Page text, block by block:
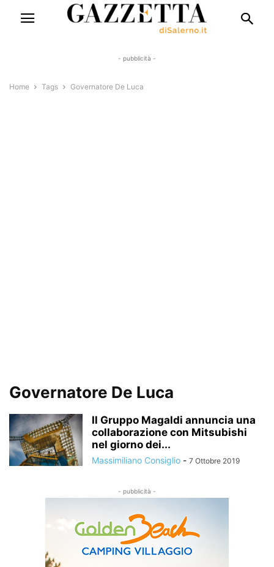
- pubblicità -
Home Tags Governatore De Luca
Governatore De Luca
Il Gruppo Magaldi annuncia una
collaborazione con Mitsubishi
nel giorno dei...
Massimiliano Consiglio - 7 Ottobre 2019
- pubblicità -